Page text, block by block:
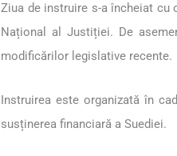
Ziua de instruire s-a încheiat cu
Național al Justiției. De
modificărilor legislative recente.
Instruirea este organizată în
susținerea financiară a Suediei.